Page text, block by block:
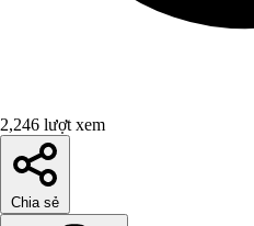
2,246 lượt xem
Chia sẻ